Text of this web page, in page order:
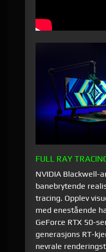
FULL RAY
NVIDIA Blackwell-
banebrytende
tracing. Opplev
med enestående
GeForce RTX 50-
generasjons RT-
nevrale